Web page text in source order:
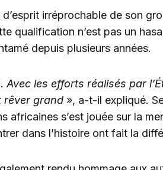
irréprochable de son
qualification n’est pas un
depuis plusieurs années.
Avec les efforts réalisés par
rêver grand », a-t-il expliqué.
africaines s’est jouée sur la
dans l’histoire ont fait la